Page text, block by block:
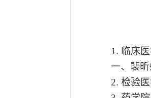
1. 临床
一、裴
2. 检验